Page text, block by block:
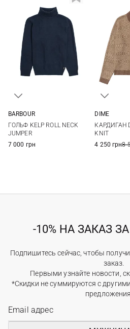
XXL
BARBOUR
ГОЛЬФ KELP ROLL NECK
JUMPER
7 000 грн
DIME
КАРДИГАН
KNIT
4 250 грн8
-10% НА ЗАКАЗ
Подпишитесь сейчас, чтобы
заказ.
Первыми узнайте новости,
*Скидки не суммируются с